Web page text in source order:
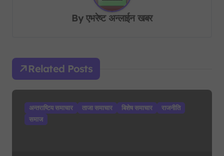
g
t
Byएभरेष्ट अन्लाईन खबर
Related Posts
अन्तराष्टिय समाचार ताजा समाचार बिशेष समाचार
राजनीति
समाज